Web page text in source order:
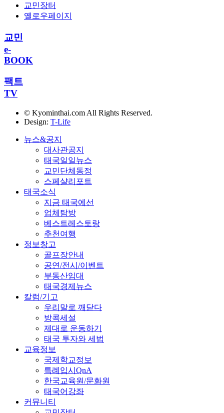
교민장터
옐로우페이지
교민
e-
BOOK
팩트
TV
© Kyominthai.com All Rights Reserved.
Design: T-Life
뉴스&공지
대사관공지
태국일일뉴스
교민단체동정
스페샬리포트
태국소식
지금 태국에선
업체탐방
베스트레스토랑
추천여행
정보창고
골프장안내
공연/전시/이벤트
부동산임대
태국경제뉴스
칼럼/기고
우리말로 깨닫다
방콕세설
제대로 운동하기
태국 투자와 세법
교육정보
국제학교정보
특례입시QnA
한국교육원/문화원
태국어강좌
커뮤니티